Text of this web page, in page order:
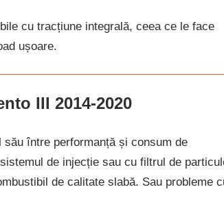
cu tracțiune integrală, ceea ce le face
ușoare.
III 2014-2020
între performanță și consum de
de injecție sau cu filtrul de
de calitate slabă. Sau probleme